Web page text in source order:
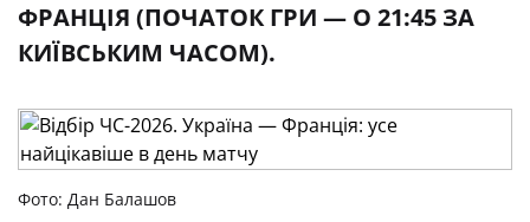
ФРАНЦІЯ (ПОЧАТОК ГРИ — О 21:45 ЗА
КИЇВСЬКИМ ЧАСОМ).
Фото: Дан Балашов